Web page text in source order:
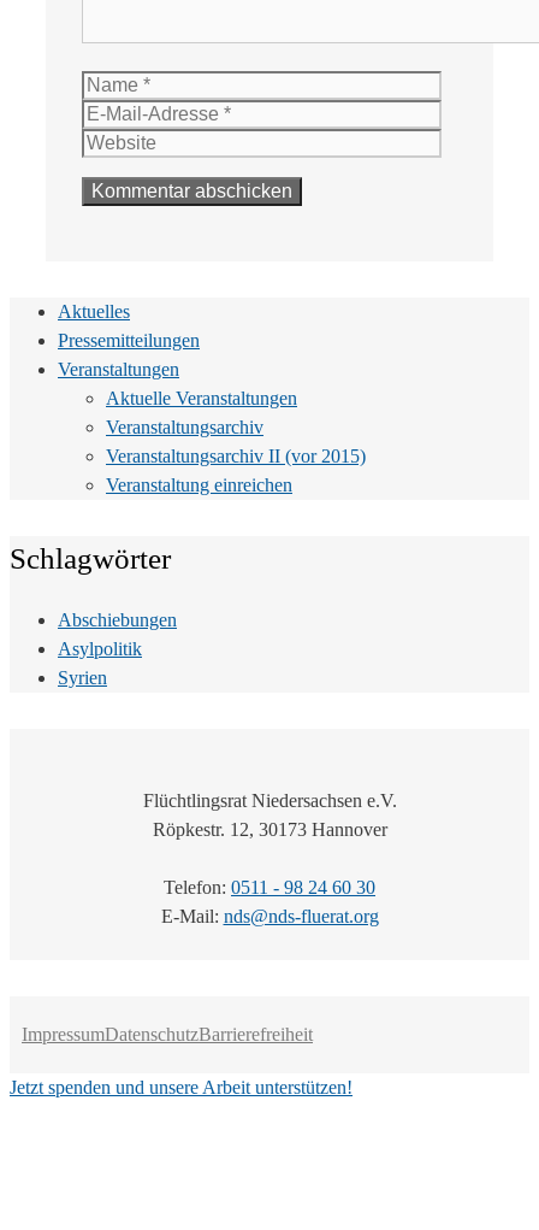
Name
Aktuelles
Pressemitteilungen
Veranstaltungen
Aktuelle Veranstaltungen
Veranstaltungsarchiv
Veranstaltungsarchiv II (vor 2015)
Veranstaltung einreichen
Schlagwörter
Abschiebungen
Asylpolitik
Syrien
Flüchtlingsrat Niedersachsen e.V.
Röpkestr. 12, 30173 Hannover
Telefon: 0511 - 98 24 60 30
E-Mail: nds@nds-fluerat.org
ImpressumDatenschutzBarrierefreiheit
Jetzt spenden und unsere Arbeit unterstützen!